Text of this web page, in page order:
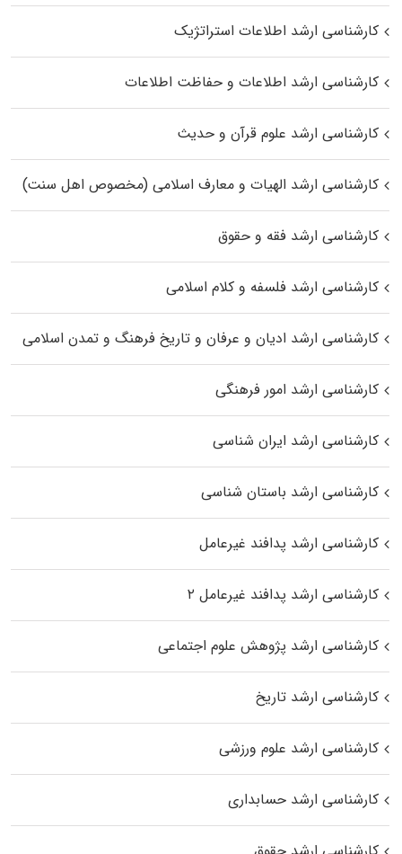
کارشناسی ارشد اطلاعات استراتژیک
کارشناسی ارشد اطلاعات و حفاظت اطلاعات
کارشناسی ارشد علوم قرآن و حدیث
کارشناسی ارشد الهیات و معارف اسلامی (مخصوص اهل سنت)
کارشناسی ارشد فقه و حقوق
کارشناسی ارشد فلسفه و کلام اسلامی
کارشناسی ارشد ادیان و عرفان و تاریخ فرهنگ و تمدن اسلامی
کارشناسی ارشد امور فرهنگی
کارشناسی ارشد ایران شناسی
کارشناسی ارشد باستان شناسی
کارشناسی ارشد پدافند غیرعامل
کارشناسی ارشد پدافند غیرعامل ۲
کارشناسی ارشد پژوهش علوم اجتماعی
کارشناسی ارشد تاریخ
کارشناسی ارشد علوم ورزشی
کارشناسی ارشد حسابداری